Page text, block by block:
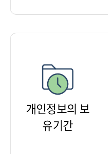
개인정보의 보
유기간